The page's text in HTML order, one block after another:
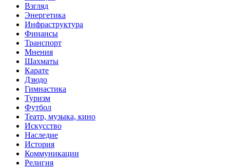
Взгляд
Энергетика
Инфраструктура
Финансы
Транспорт
Мнения
Шахматы
Карате
Дзюдо
Гимнастика
Туризм
Футбол
Театр, музыка, кино
Искусство
Наследие
История
Коммуникации
Религия